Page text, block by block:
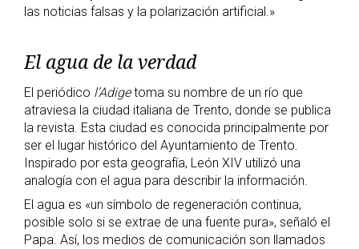
las noticias falsas y la polarización artificial.»
El agua de la verdad
El periódico l’Adigetoma su nombre de un río que
atraviesa la ciudad italiana de Trento, donde se publica
la revista. Esta ciudad es conocida principalmente por
ser el lugar histórico del Ayuntamiento de Trento.
Inspirado por esta geografía, León XIV utilizó una
analogía con el agua para describir la información.
El agua es «un símbolo de regeneración continua,
posible solo si se extrae de una fuente pura», señaló el
Papa. Así, los medios de comunicación son llamados